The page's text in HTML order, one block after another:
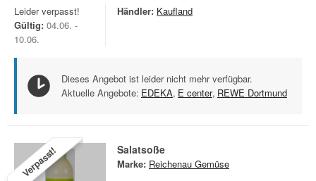
Leider verpasst!
Gültig: 04.06. -
10.06.
Händler: Kaufland
Dieses Angebot ist leider nicht mehr verfügbar.
Aktuelle Angebote: EDEKA, E center, REWE Dortmund
Verpasst! Salatsoße
Marke: Reichenau Gemüse